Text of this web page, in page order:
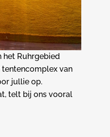
het Ruhrgebied
tentencomplex van
jullie op.
telt bij ons vooral